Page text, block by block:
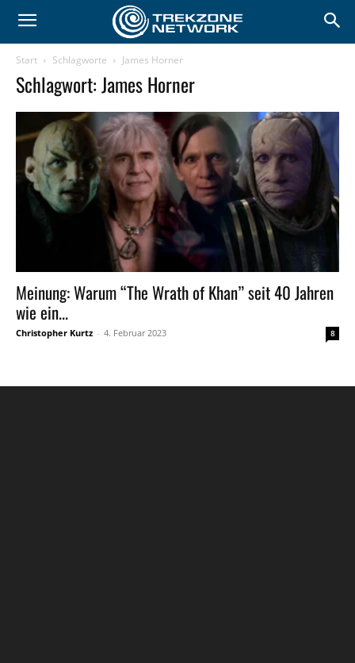
Start Schlagworte James Horner
Schlagwort: James Horner
Meinung: Warum “The Wrath of Khan” seit 40 Jahren
wie ein...
Christopher Kurtz - 4. Februar 2023 8